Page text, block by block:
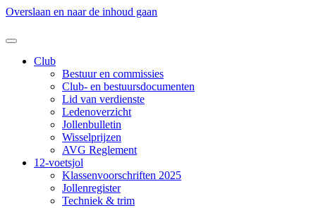
Overslaan en naar de inhoud gaan
Club
Bestuur en commissies
Club- en bestuursdocumenten
Lid van verdienste
Ledenoverzicht
Jollenbulletin
Wisselprijzen
AVG Reglement
12-voetsjol
Klassenvoorschriften 2025
Jollenregister
Techniek & trim